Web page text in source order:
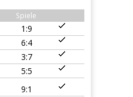
Spiele
1:9
6:4
3:7
5:5
9:1